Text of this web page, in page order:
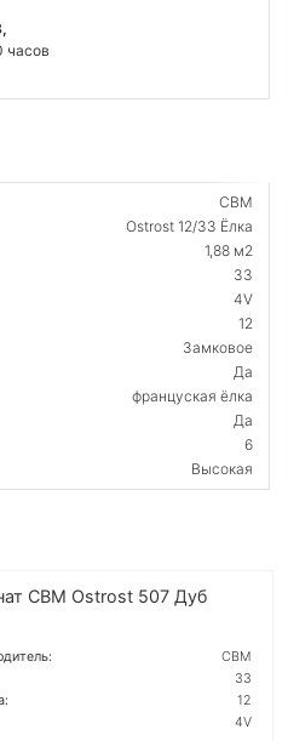
часов
CBM
Ostrost 12/33 Ёлка
1,88 м2
33
4V
12
Замковое
Да
француская ёлка
Да
6
Высокая
CBM Ostrost 507 Дуб
CBM
33
12
4V